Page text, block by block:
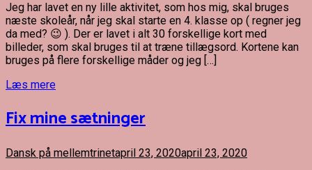
Jeg har lavet en ny lille aktivitet, som hos mig, skal bruges
næste skoleår, når jeg skal starte en 4. klasse op ( regner jeg
da med? 😉 ). Der er lavet i alt 30 forskellige kort med
billeder, som skal bruges til at træne tillægsord. Kortene kan
bruges på flere forskellige måder og jeg […]
Læs mere
Fix mine sætninger
Dansk på mellemtrinetapril 23, 2020april 23, 2020